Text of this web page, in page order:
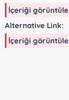
MT6768
İçeriği
Alternative Link:
İçeriği